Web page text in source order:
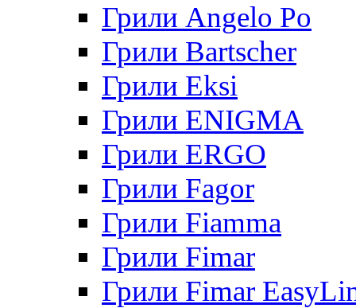
Грили Angelo Po
Грили Bartscher
Грили Eksi
Грили ENIGMA
Грили ERGO
Грили Fagor
Грили Fiamma
Грили Fimar
Грили Fimar